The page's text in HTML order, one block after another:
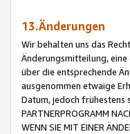
13.Änderungen
Wir behalten uns das
Änderungsmitteilung,
über die entsprechende
ausgenommen etwaige
Datum, jedoch frühestens
PARTNERPROGRAMM
WENN SIE MIT EINER